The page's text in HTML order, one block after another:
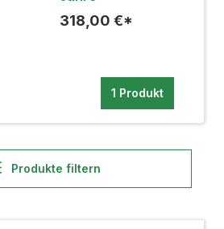
318,00 €*
1 Produkt
Produkte filtern